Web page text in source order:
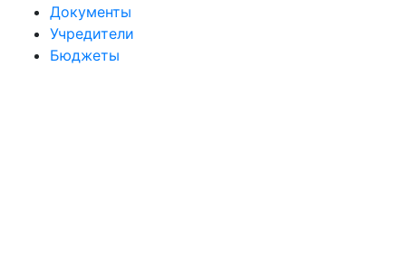
Документы
Учредители
Бюджеты